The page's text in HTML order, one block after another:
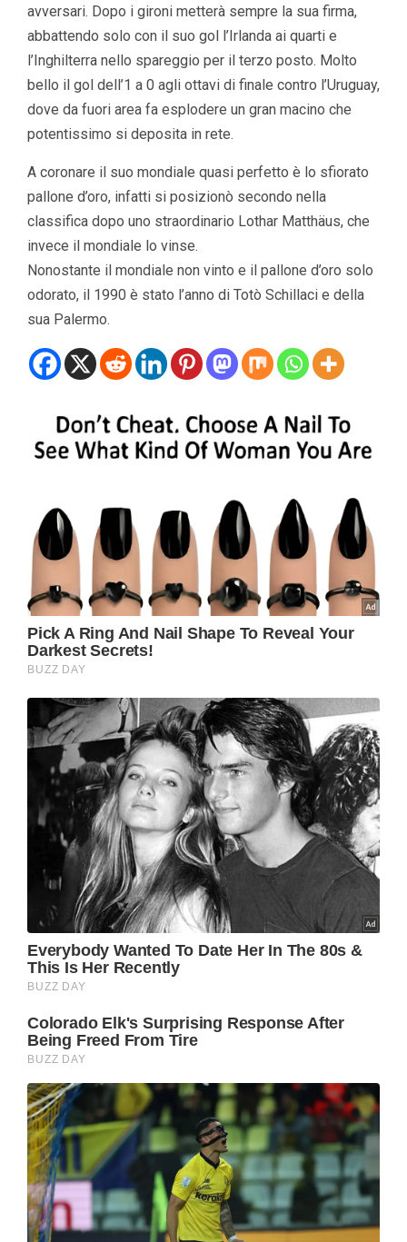
avversari. Dopo i gironi metterà sempre la sua firma,
abbattendo solo con il suo gol l’Irlanda ai quarti e
l’Inghilterra nello spareggio per il terzo posto. Molto
bello il gol dell’1 a 0 agli ottavi di finale contro l’Uruguay,
dove da fuori area fa esplodere un gran macino che
potentissimo si deposita in rete.
A coronare il suo mondiale quasi perfetto è lo sfiorato
pallone d’oro, infatti si posizionò secondo nella
classifica dopo uno straordinario Lothar Matthäus, che
invece il mondiale lo vinse.
Nonostante il mondiale non vinto e il pallone d’oro solo
odorato, il 1990 è stato l’anno di Totò Schillaci e della
sua Palermo.